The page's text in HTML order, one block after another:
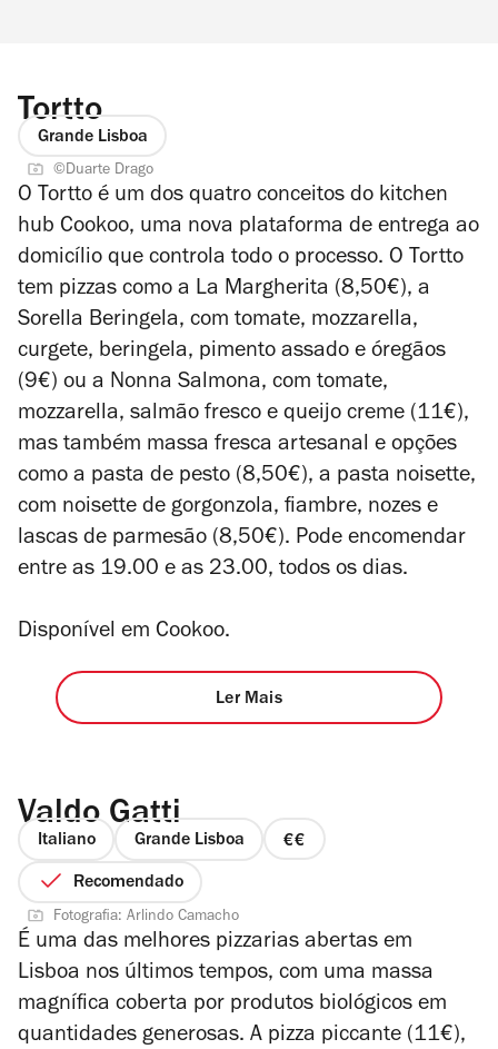
Tortto
Grande Lisboa
©Duarte Drago
O Tortto é um dos quatro conceitos do kitchen
hub Cookoo, uma nova plataforma de entrega ao
domicílio que controla todo o processo. O Tortto
tem pizzas como a La Margherita (8,50€), a
Sorella Beringela, com tomate, mozzarella,
curgete, beringela, pimento assado e óregãos
(9€) ou a Nonna Salmona, com tomate,
mozzarella, salmão fresco e queijo creme (11€),
mas também massa fresca artesanal e opções
como a pasta de pesto (8,50€), a pasta noisette,
com noisette de gorgonzola, fiambre, nozes e
lascas de parmesão (8,50€). Pode encomendar
entre as 19.00 e as 23.00, todos os dias.
Disponível em Cookoo.
Ler Mais
Valdo Gatti
Italiano Grande Lisboa
preço
Recomendado
Fotografia: Arlindo Camacho
É uma das melhores pizzarias abertas em
Lisboa nos últimos tempos, com uma massa
magnífica coberta por produtos biológicos em
quantidades generosas. A pizza piccante (11€),